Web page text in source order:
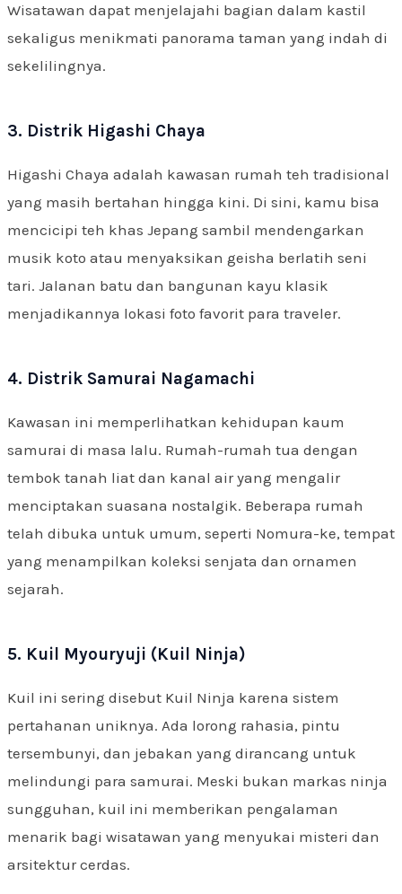
Wisatawan dapat menjelajahi bagian dalam kastil
sekaligus menikmati panorama taman yang indah di
sekelilingnya.
3. Distrik Higashi Chaya
Higashi Chaya adalah kawasan rumah teh tradisional
yang masih bertahan hingga kini. Di sini, kamu bisa
mencicipi teh khas Jepang sambil mendengarkan
musik koto atau menyaksikan geisha berlatih seni
tari. Jalanan batu dan bangunan kayu klasik
menjadikannya lokasi foto favorit para traveler.
4. Distrik Samurai Nagamachi
Kawasan ini memperlihatkan kehidupan kaum
samurai di masa lalu. Rumah-rumah tua dengan
tembok tanah liat dan kanal air yang mengalir
menciptakan suasana nostalgik. Beberapa rumah
telah dibuka untuk umum, seperti Nomura-ke, tempat
yang menampilkan koleksi senjata dan ornamen
sejarah.
5. Kuil Myouryuji (Kuil Ninja)
Kuil ini sering disebut Kuil Ninja karena sistem
pertahanan uniknya. Ada lorong rahasia, pintu
tersembunyi, dan jebakan yang dirancang untuk
melindungi para samurai. Meski bukan markas ninja
sungguhan, kuil ini memberikan pengalaman
menarik bagi wisatawan yang menyukai misteri dan
arsitektur cerdas.